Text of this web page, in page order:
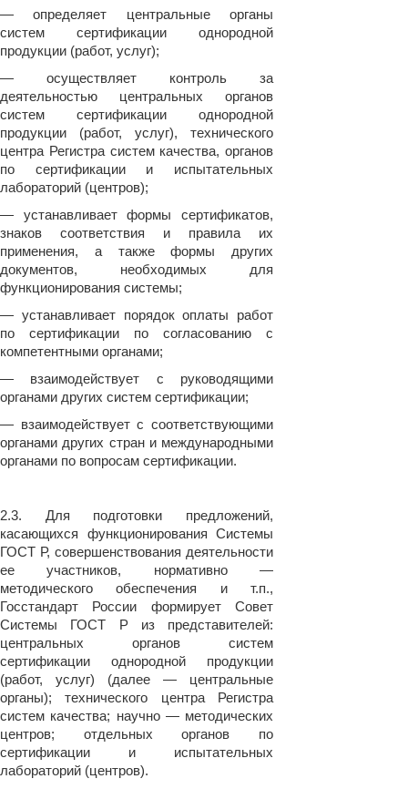
— определяет центральные органы
систем сертификации однородной
продукции (работ, услуг);
— осуществляет контроль за
деятельностью центральных органов
систем сертификации однородной
продукции (работ, услуг), технического
центра Регистра систем качества, органов
по сертификации и испытательных
лабораторий (центров);
— устанавливает формы сертификатов,
знаков соответствия и правила их
применения, а также формы других
документов, необходимых для
функционирования системы;
— устанавливает порядок оплаты работ
по сертификации по согласованию с
компетентными органами;
— взаимодействует с руководящими
органами других систем сертификации;
— взаимодействует с соответствующими
органами других стран и международными
органами по вопросам сертификации.
2.3. Для подготовки предложений,
касающихся функционирования Системы
ГОСТ Р, совершенствования деятельности
ее участников, нормативно —
методического обеспечения и т.п.,
Госстандарт России формирует Совет
Системы ГОСТ Р из представителей:
центральных органов систем
сертификации однородной продукции
(работ, услуг) (далее — центральные
органы); технического центра Регистра
систем качества; научно — методических
центров; отдельных органов по
сертификации и испытательных
лабораторий (центров).